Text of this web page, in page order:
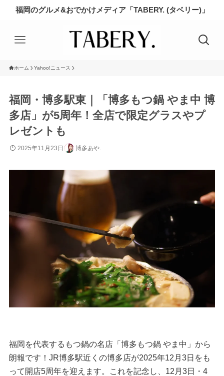
福岡のグルメ&おでかけメディア「TABERY. (タベリー)」
ホーム Yahoo!ニュース
福岡・博多駅東｜「博多もつ鍋 やま中 博
多店」が5周年！全店で限定グラスやプ
レゼントも
2025年11月23日 博多あや.
福岡を代表するもつ鍋の名店「博多もつ鍋 やま中」から
朗報です！JR博多駅近くの博多店が2025年12月3日をも
って開店5周年を迎えます。これを記念し、12月3日・4